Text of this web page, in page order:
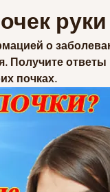
руки
о
Получите
почках.